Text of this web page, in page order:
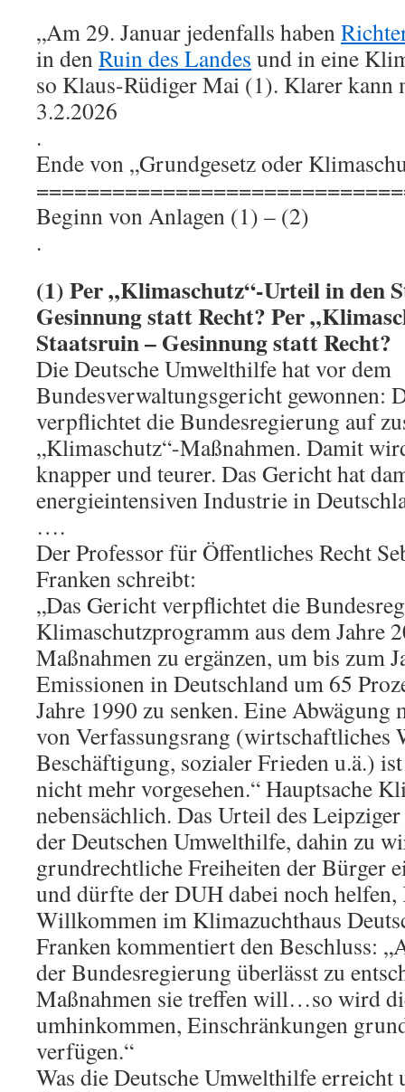
„Am 29. Januar jedenfalls haben
in denRuin des Landes und in eine
so Klaus-Rüdiger Mai (1). Klarer kann
3.2.2026
.
Ende von „Grundgesetz oder
Beginn von Anlagen (1) – (2)
.
(1) Per „Klimaschutz“-Urteil in den
Gesinnung statt Recht? Per
Staatsruin – Gesinnung statt Recht?
Die Deutsche Umwelthilfe hat vor dem
Bundesverwaltungsgericht gewonnen:
verpflichtet die Bundesregierung auf
„Klimaschutz“-Maßnahmen. Damit
knapper und teurer. Das Gericht hat
energieintensiven Industrie in
….
Der Professor für Öffentliches Recht
Franken schreibt:
„Das Gericht verpflichtet die
Klimaschutzprogramm aus dem Jahre
Maßnahmen zu ergänzen, um bis zum
Emissionen in Deutschland um 65
Jahre 1990 zu senken. Eine Abwägung
von Verfassungsrang (wirtschaftliches
Beschäftigung, sozialer Frieden u.ä.)
nicht mehr vorgesehen.“ Hauptsache
nebensächlich. Das Urteil des
der Deutschen Umwelthilfe, dahin zu
grundrechtliche Freiheiten der Bürger
und dürfte der DUH dabei noch helfen,
Willkommen im Klimazuchthaus
Franken kommentiert den Beschluss:
der Bundesregierung überlässt zu
Maßnahmen sie treffen will…so wird
umhinkommen, Einschränkungen
verfügen.“
Was die Deutsche Umwelthilfe erreicht